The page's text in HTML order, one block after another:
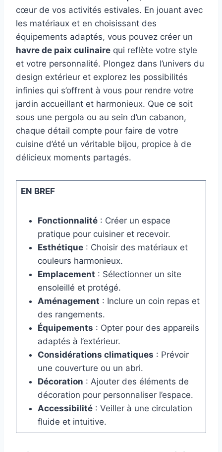
cœur de vos activités estivales. En jouant avec
les matériaux et en choisissant des
équipements adaptés, vous pouvez créer un
havre de paix culinaire qui reflète votre style
et votre personnalité. Plongez dans l’univers du
design extérieur et explorez les possibilités
infinies qui s’offrent à vous pour rendre votre
jardin accueillant et harmonieux. Que ce soit
sous une pergola ou au sein d’un cabanon,
chaque détail compte pour faire de votre
cuisine d’été un véritable bijou, propice à de
délicieux moments partagés.
EN BREF
Fonctionnalité: Créer un espace
pratique pour cuisiner et recevoir.
Esthétique: Choisir des matériaux et
couleurs harmonieux.
Emplacement : Sélectionner un site
ensoleillé et protégé.
Aménagement : Inclure un coin repas et
des rangements.
Équipements : Opter pour des appareils
adaptés à l’extérieur.
Considérations climatiques : Prévoir
une couverture ou un abri.
Décoration : Ajouter des éléments de
décoration pour personnaliser l’espace.
Accessibilité: Veiller à une circulation
fluide et intuitive.